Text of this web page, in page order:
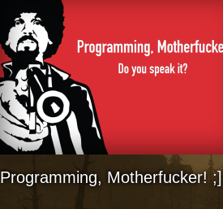
Programming, Motherfucker! ;]